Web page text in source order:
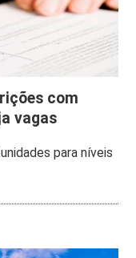
com
vagas
para níveis